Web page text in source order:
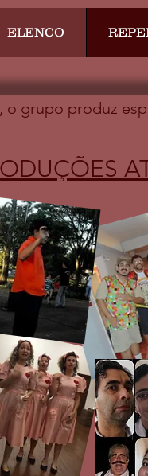
ELENCO
o grupo produz